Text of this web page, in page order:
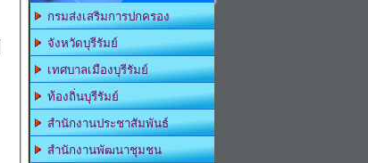
กรมส่งเสริมการปกครอง
จังหวัดบุรีรัมย์
เทศบาลเมืองบุรีรัมย์
ท้องถิ่นบุรีรัมย์
สำนักงานประชาสัมพันธ์
สำนักงานพัฒนาชุมชน